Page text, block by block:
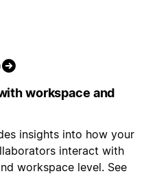
workspace and
insights into how your
interact with
workspace level. See